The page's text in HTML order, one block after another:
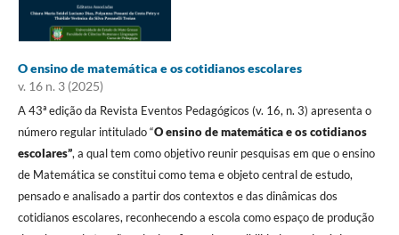
O ensino de matemática e os cotidianos escolares
v. 16 n. 3 (2025)
A 43ª edição da Revista Eventos Pedagógicos (v. 16, n. 3) apresenta o
número regular intitulado “O ensino de matemática e os cotidianos
escolares”, a qual tem como objetivo reunir pesquisas em que o ensino
de Matemática se constitui como tema e objeto central de estudo,
pensado e analisado a partir dos contextos e das dinâmicas dos
cotidianos escolares, reconhecendo a escola como espaço de produção